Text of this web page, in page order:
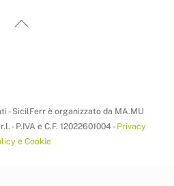
Back
- SicilFerr è organizzato da MA.MU
- P.IVA e C.F. 12022601004 - Privacy
e Cookie